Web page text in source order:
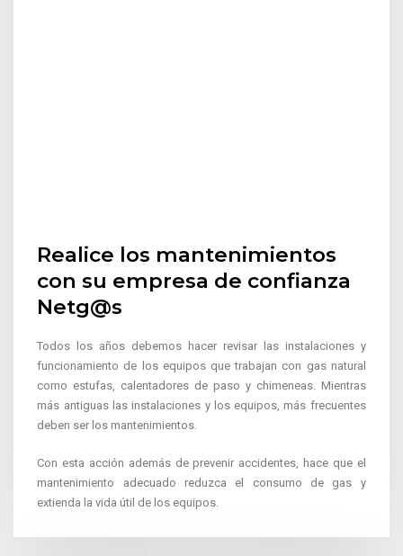
Realice los mantenimientos
con su empresa de confianza
Netg@s
Todos los años debemos hacer revisar las instalaciones y
funcionamiento de los equipos que trabajan con gas natural
como estufas, calentadores de paso y chimeneas. Mientras
más antiguas las instalaciones y los equipos, más frecuentes
deben ser los mantenimientos.
Con esta acción además de prevenir accidentes, hace que el
mantenimiento adecuado reduzca el consumo de gas y
extienda la vida útil de los equipos.